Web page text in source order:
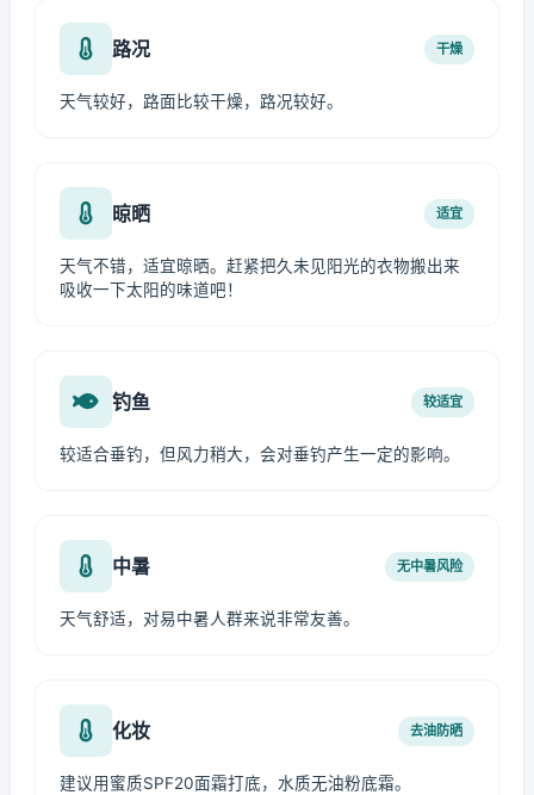
路况 干燥
天气较好，路面比较干燥，路况较好。
晾晒 适宜
天气不错，适宜晾晒。赶紧把久未见阳光的衣物搬出来
吸收一下太阳的味道吧！
钓鱼 较适宜
较适合垂钓，但风力稍大，会对垂钓产生一定的影响。
中暑 无中暑风险
天气舒适，对易中暑人群来说非常友善。
化妆 去油防晒
建议用蜜质SPF20面霜打底，水质无油粉底霜。